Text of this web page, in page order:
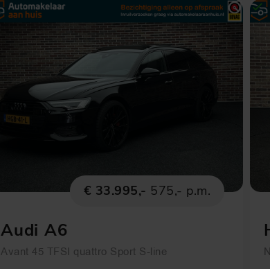
€ 33.995,- 575,- p.m.
Audi A6
Avant 45 TFSI quattro Sport S-line